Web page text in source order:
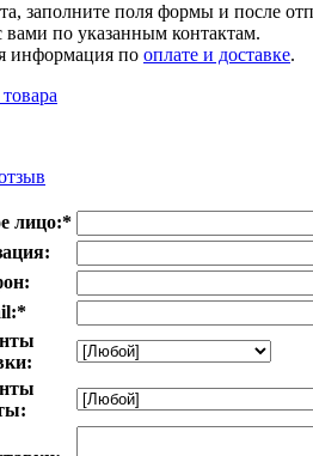
заполните поля формы и после
вами по указанным контактам.
информация по оплате и доставке.
лицо:*
*